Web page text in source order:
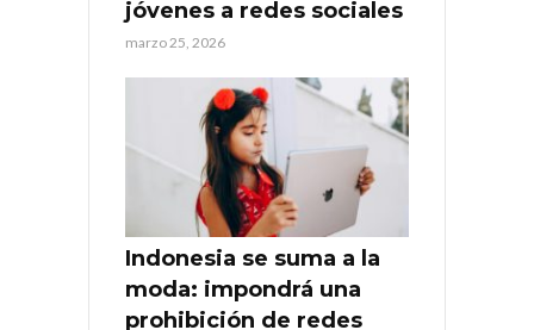
jóvenes a redes sociales
marzo 25, 2026
Indonesia se suma a la
moda: impondrá una
prohibición de redes